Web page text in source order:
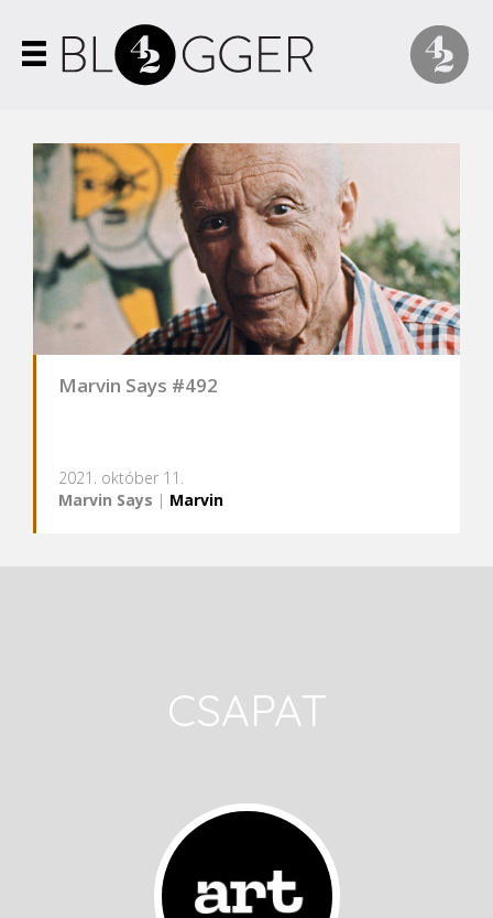
Marvin Says #492
2021. október 11.
Marvin Says | Marvin
CSAPAT